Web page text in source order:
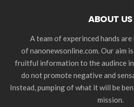
ABOUT US
A team of experinced hands
of nanonewsonline.com. Our aim
fruitful information to the audince
do not promote negative and
Instead, pumping of what it will be
mission.